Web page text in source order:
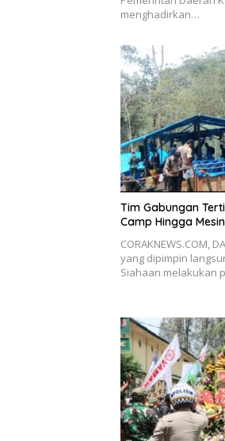
menghadirkan…
Tim Gabungan
Camp Hingga
CORAKNEWS.COM,
yang dipimpin
Siahaan melakukan